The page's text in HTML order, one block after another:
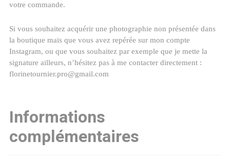
votre commande.
Si vous souhaitez acquérir une photographie non présentée dans
la boutique mais que vous avez repérée sur mon compte
Instagram, ou que vous souhaitez par exemple que je mette la
signature ailleurs, n’hésitez pas à me contacter directement :
florinetournier.pro@gmail.com
Informations
complémentaires